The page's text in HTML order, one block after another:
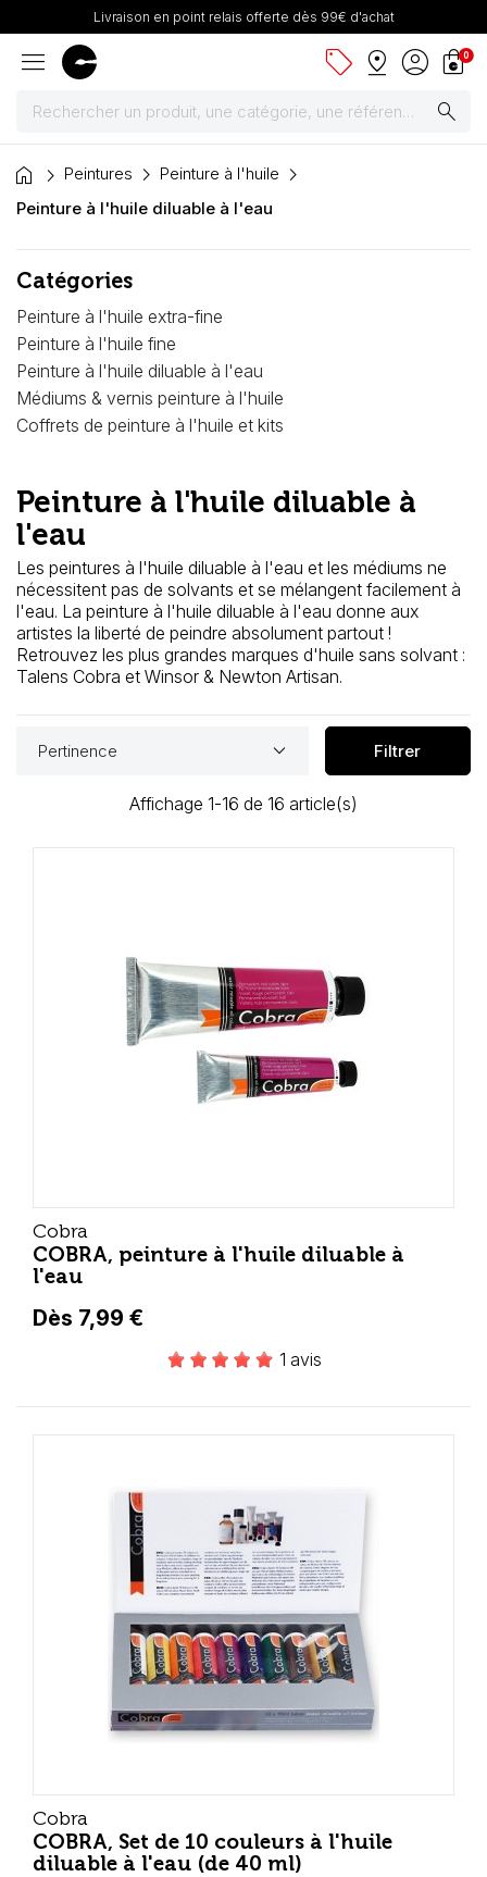
Livraison en point relais offerte dès 99€ d'achat
menu sell pin_drop account_circle shopping_bag
0
search
Peintures
Châssis, toiles & chevalets
Papiers
Dessin & arts graphiques
Loisirs Créatifs
Coffrets & cadeaux
Encadrement
mail Contact / Aide
home Peintures
Peinture à l'huile
Peinture à l'huile diluable à l'eau
Catégories
Peinture à l'huile extra-fine
Peinture à l'huile fine
Peinture à l'huile diluable à l'eau
Médiums & vernis peinture à l'huile
Coffrets de peinture à l'huile et kits
Peinture à l'huile diluable à
l'eau
Les peintures à l'huile diluable à l'eau et les médiums ne
nécessitent pas de solvants et se mélangent facilement à
l'eau. La peinture à l'huile diluable à l'eau donne aux
artistes la liberté de peindre absolument partout !
Retrouvez les plus grandes marques d'huile sans solvant :
Talens Cobra et Winsor & Newton Artisan.
Pertinence keyboard_arrow_down Filtrer
Affichage 1-16 de 16 article(s)
Cobra
COBRA, peinture à l'huile diluable à
l'eau
Dès 7,99 €
1 avis
Cobra
COBRA, Set de 10 couleurs à l'huile
diluable à l'eau (de 40 ml)